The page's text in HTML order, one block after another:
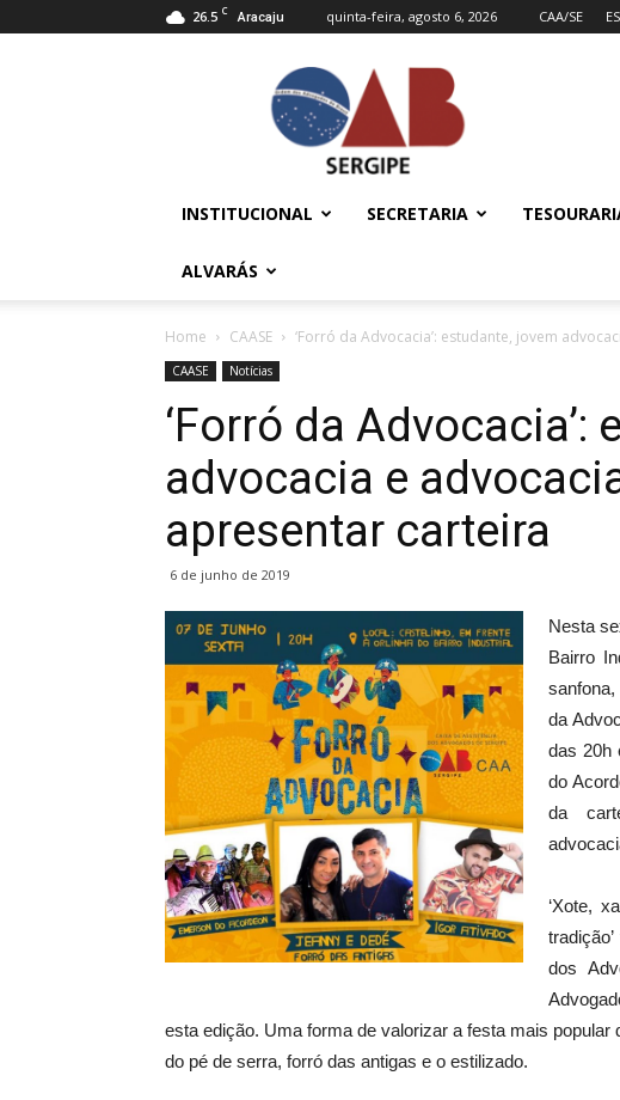
26.5 C Aracaju quinta-feira, agosto 6, 2026 CAA/SE
OAB/SE
Ordem
do
INSTITUCIONAL SECRETARIA
ALVARÁS
Home CAASE ‘Forró da Advocacia’: estudante, jovem
CAASE Notícias
‘Forró da Advocacia’:
advocacia e
apresentar carteira
6 de junho de 2019
Nesta
Bairro
da
das 20h
do
da
‘Xote,
dos
esta edição. Uma forma de valorizar a festa mais
do pé de serra, forró das antigas e o estilizado.